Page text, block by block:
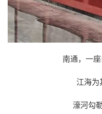
南通，一
江海为
濠河勾